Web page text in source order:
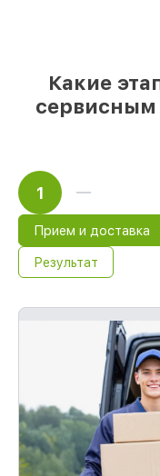
Какие
1
Прием и доставка
Результат